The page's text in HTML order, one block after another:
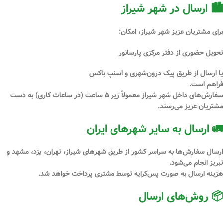
🏙 ارسال در شهر شیراز
برای مشتریان عزیزشهر شیراز، امکان:
تحویلحضوری از دفتر مرکزی پارسانور
یا ارسال از طریق پیک درون‌شهریواسنپ باکس
فراهم است.
سفارش‌های داخل شهر شیراز معمولاًزیر ۵ ساعت
(در ساعات کاری) به دست
مشتریان عزیز می‌رسند.
🚛 ارسال به سایر شهرهای ایران
ارسال سفارش‌ها به سراسر کشور از طریق شهرهایشیراز، تهران، یزد، مشهد و
تبریزانجام می‌شود.
هزینه ارسالبه صورت پس‌کرایه توسط مشتری پرداخت خواهد شد.
📦 روش‌های ارسال